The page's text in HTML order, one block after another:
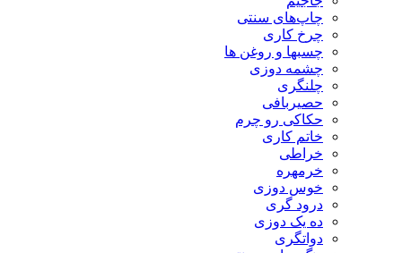
چاپ‌های سنتی
چرخ کاری
چسبها و روغن ها
چشمه دوزی
چلنگری
حصیربافی
حکاکی رو چرم
خاتم کاری
خراطی
خرمهره
خوس دوزی
درود گری
ده یک دوزی
دواتگری